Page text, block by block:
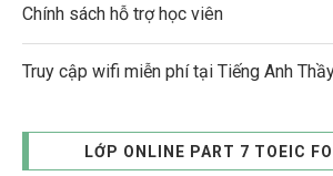
Chính sách hỗ trợ học viên
Truy cập wifi miễn phí tại Tiếng Anh
LỚP ONLINE PART 7 TOEIC